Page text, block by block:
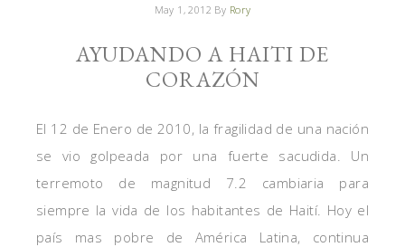
May 1, 2012 By Rory
AYUDANDO A HAITI DE
CORAZÓN
El 12 de Enero de 2010, la fragilidad de una nación
se vio golpeada por una fuerte sacudida. Un
terremoto de magnitud 7.2 cambiaria para
siempre la vida de los habitantes de Haití. Hoy el
país mas pobre de América Latina, continua